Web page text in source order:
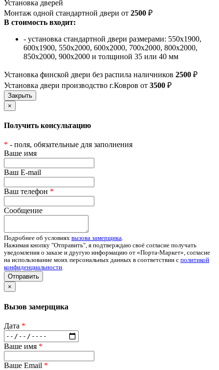
Установка дверей
Монтаж одной стандартной двери от 2500 ₽
В стоимость входит:
- установка стандартной двери размерами: 550х1900,
600х1900, 550х2000, 600х2000, 700х2000, 800х2000,
850х2000, 900х2000 и толщиной 35 или 40 мм
Установка финской двери без распила наличников 2500 ₽
Установка двери производство г.Ковров от 3500 ₽
×
Получить консультацию
* - поля, обязательные для заполнения
Ваше имя
Ваш E-mail
Ваш телефон *
Сообщение
Подробнее об условиях вызова замерщика.
Нажимая кнопку "Отправить", я подтверждаю своё согласие получать
уведомления о заказе и другую информацию от «Порта-Маркет», согласие
на использование моих персональных данных в соответствии с политикой
конфиденциальности.
Отправить
×
Вызов замерщика
Дата *
Ваше имя *
Ваше Email *